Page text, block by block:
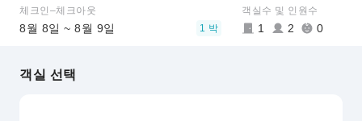
체크인–체크아웃
8월 8일 ~ 8월 9일 1 박
객실수 및 인원수
1 2 0
객실 선택